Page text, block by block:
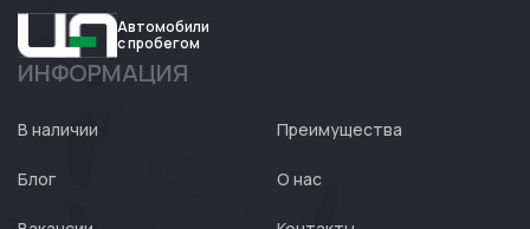
Авто
Автомобили
с пробегом
ИНФОРМАЦИЯ
В наличии Преимущества
Блог О нас